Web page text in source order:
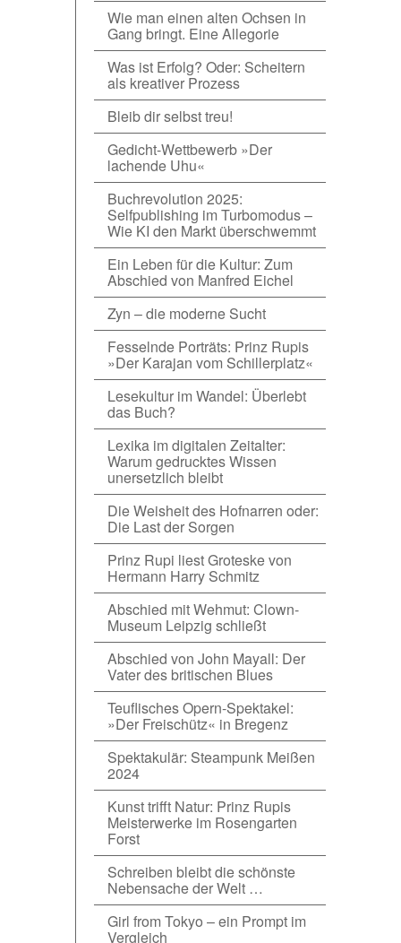
Wie man einen alten Ochsen in
Gang bringt. Eine Allegorie
Was ist Erfolg? Oder: Scheitern
als kreativer Prozess
Bleib dir selbst treu!
Gedicht-Wettbewerb »Der
lachende Uhu«
Buchrevolution 2025:
Selfpublishing im Turbomodus –
Wie KI den Markt überschwemmt
Ein Leben für die Kultur: Zum
Abschied von Manfred Eichel
Zyn – die moderne Sucht
Fesselnde Porträts: Prinz Rupis
»Der Karajan vom Schillerplatz«
Lesekultur im Wandel: Überlebt
das Buch?
Lexika im digitalen Zeitalter:
Warum gedrucktes Wissen
unersetzlich bleibt
Die Weisheit des Hofnarren oder:
Die Last der Sorgen
Prinz Rupi liest Groteske von
Hermann Harry Schmitz
Abschied mit Wehmut: Clown-
Museum Leipzig schließt
Abschied von John Mayall: Der
Vater des britischen Blues
Teuflisches Opern-Spektakel:
»Der Freischütz« in Bregenz
Spektakulär: Steampunk Meißen
2024
Kunst trifft Natur: Prinz Rupis
Meisterwerke im Rosengarten
Forst
Schreiben bleibt die schönste
Nebensache der Welt …
Girl from Tokyo – ein Prompt im
Vergleich